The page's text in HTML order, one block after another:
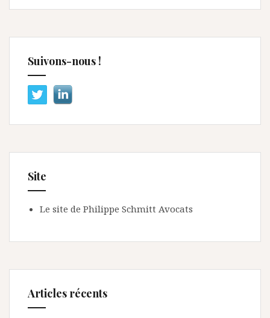
Suivons-nous !
Site
Le site de Philippe Schmitt Avocats
Articles récents